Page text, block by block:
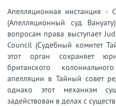
Апелляционная инстанция -
(Апелляционный суд
вопросам права выступает
Council (Судебный комитет
этот орган сохраняет
британского
апелляции в Тайный совет
однако этот механизм
задействован в делах с